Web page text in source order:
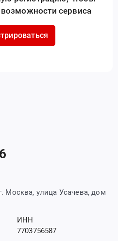
возможности сервиса
Москва, улица Усачева, дом
ИНН
7703756587